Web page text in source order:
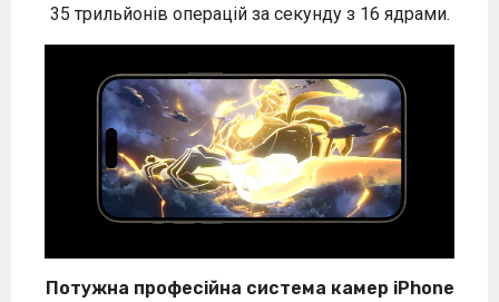
35 трильйонів операцій за секунду з 16 ядрами.
Потужна професійна система камер iPhone